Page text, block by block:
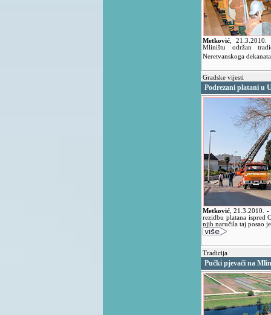
Metković ,21.3.2010.
Mliništu održan
Neretvanskoga
Gradske vijesti
Podrezani platani u
Metković ,21.3.2010. -
rezidbu platana ispred
njih naručila taj posao
Tradicija
Pučki pjevači na